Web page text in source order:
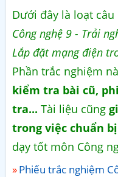
Dưới đây là loạt
Công nghệ 9 - Trải
Lắp đặt mạng điện
Phần trắc nghiệm
kiểm tra bài cũ,
tra... Tài liệu cũng
trong việc chuẩn
dạy tốt môn Công
Phiếu trắc nghiệm